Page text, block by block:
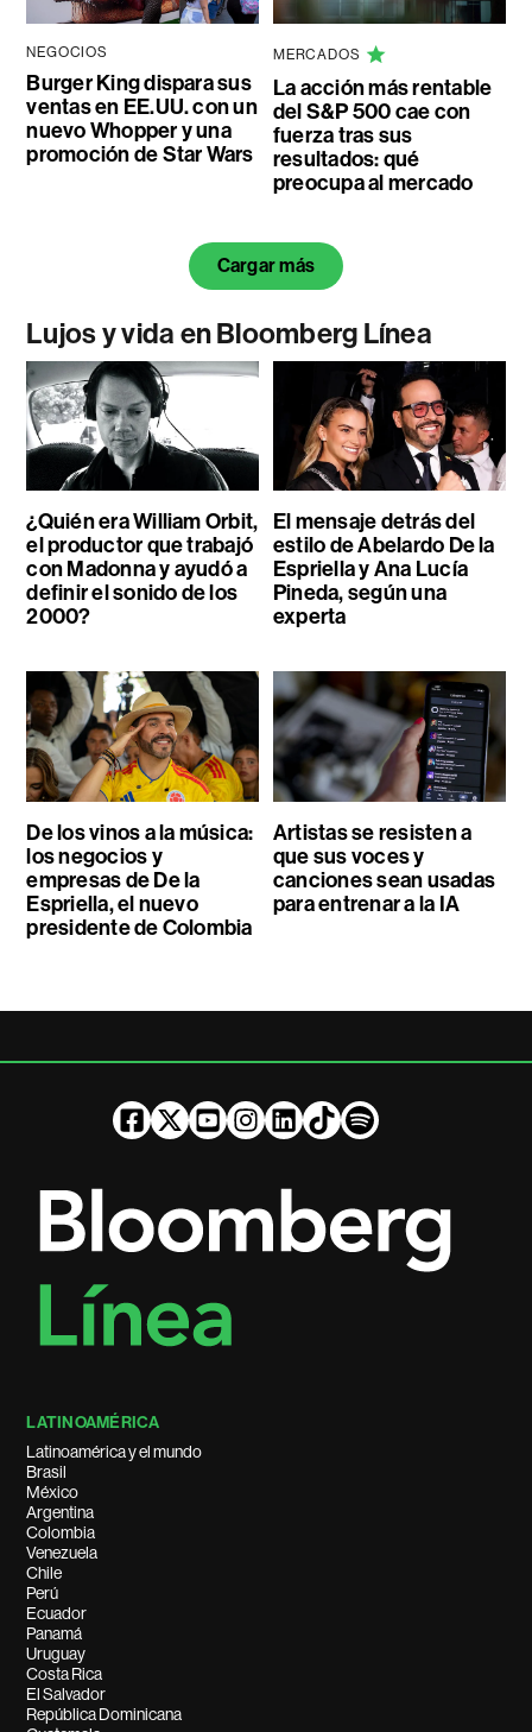
NEGOCIOS
Burger King dispara sus
ventas en EE.UU. con un
nuevo Whopper y una
promoción de Star Wars
MERCADOS
La acción más rentable
del S&P 500 cae con
fuerza tras sus
resultados: qué
preocupa al mercado
Cargar más
Lujos y vida en Bloomberg Línea
¿Quién era William Orbit,
el productor que trabajó
con Madonna y ayudó a
definir el sonido de los
2000?
El mensaje detrás del
estilo de Abelardo De la
Espriella y Ana Lucía
Pineda, según una
experta
De los vinos a la música:
los negocios y
empresas de De la
Espriella, el nuevo
presidente de Colombia
Artistas se resisten a
que sus voces y
canciones sean usadas
para entrenar a la IA
LATINOAMÉRICA
Latinoamérica y el mundo
Brasil
México
Argentina
Colombia
Venezuela
Chile
Perú
Ecuador
Panamá
Uruguay
Costa Rica
El Salvador
República Dominicana